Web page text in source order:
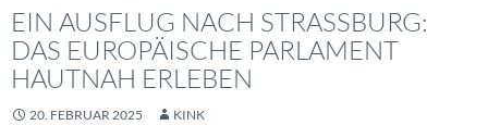
EIN AUSFLUG NACH STRASSBURG: D
AS EUROPÄISCHE PARLAMENT H
AUTNAH ERLEBEN
20. FEBRUAR 2025 KINK